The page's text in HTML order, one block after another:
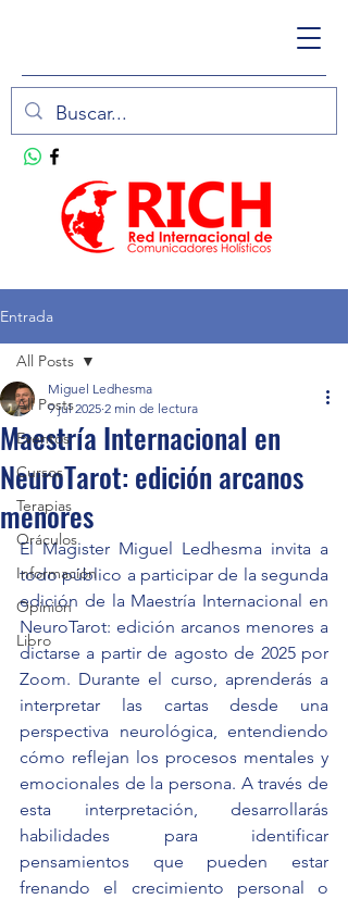
Entrada
All Posts
Eventos
Cursos
Terapias
Oráculos
Información
Opinión
Libro
All Posts
Maestría Internacional en
NeuroTarot: edición arcanos
menores
Miguel Ledhesma
9 jul 2025 2 min de lectura
El Magister Miguel Ledhesma invita a
todo público a participar de la segunda
edición de la Maestría Internacional en
NeuroTarot: edición arcanos menores a
dictarse a partir de agosto de 2025 por
Zoom. Durante el curso, aprenderás a
interpretar las cartas desde una
perspectiva neurológica, entendiendo
cómo reflejan los procesos mentales y
emocionales de la persona. A través de
esta interpretación, desarrollarás
habilidades para identificar
pensamientos que pueden estar
frenando el crecimiento personal o